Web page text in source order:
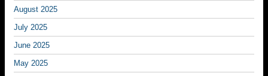
August 2025
July 2025
June 2025
May 2025